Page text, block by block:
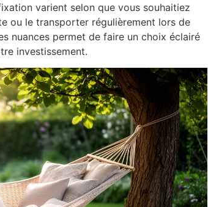
varient selon que vous souhaitiez
ou le transporter régulièrement lors de
nuances permet de faire un choix éclairé
investissement.